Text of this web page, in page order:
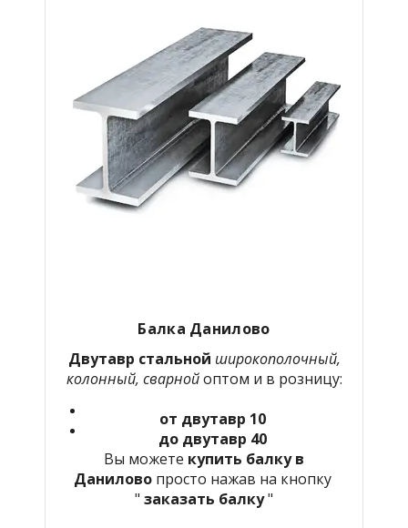
Балка Данилово
Двутавр стальной широкополочный,
колонный, сварнойоптом и в розницу:
от двутавр 10
до двутавр 40
Вы можете купить балку в
Данилово просто нажав на кнопку
" заказать балку"